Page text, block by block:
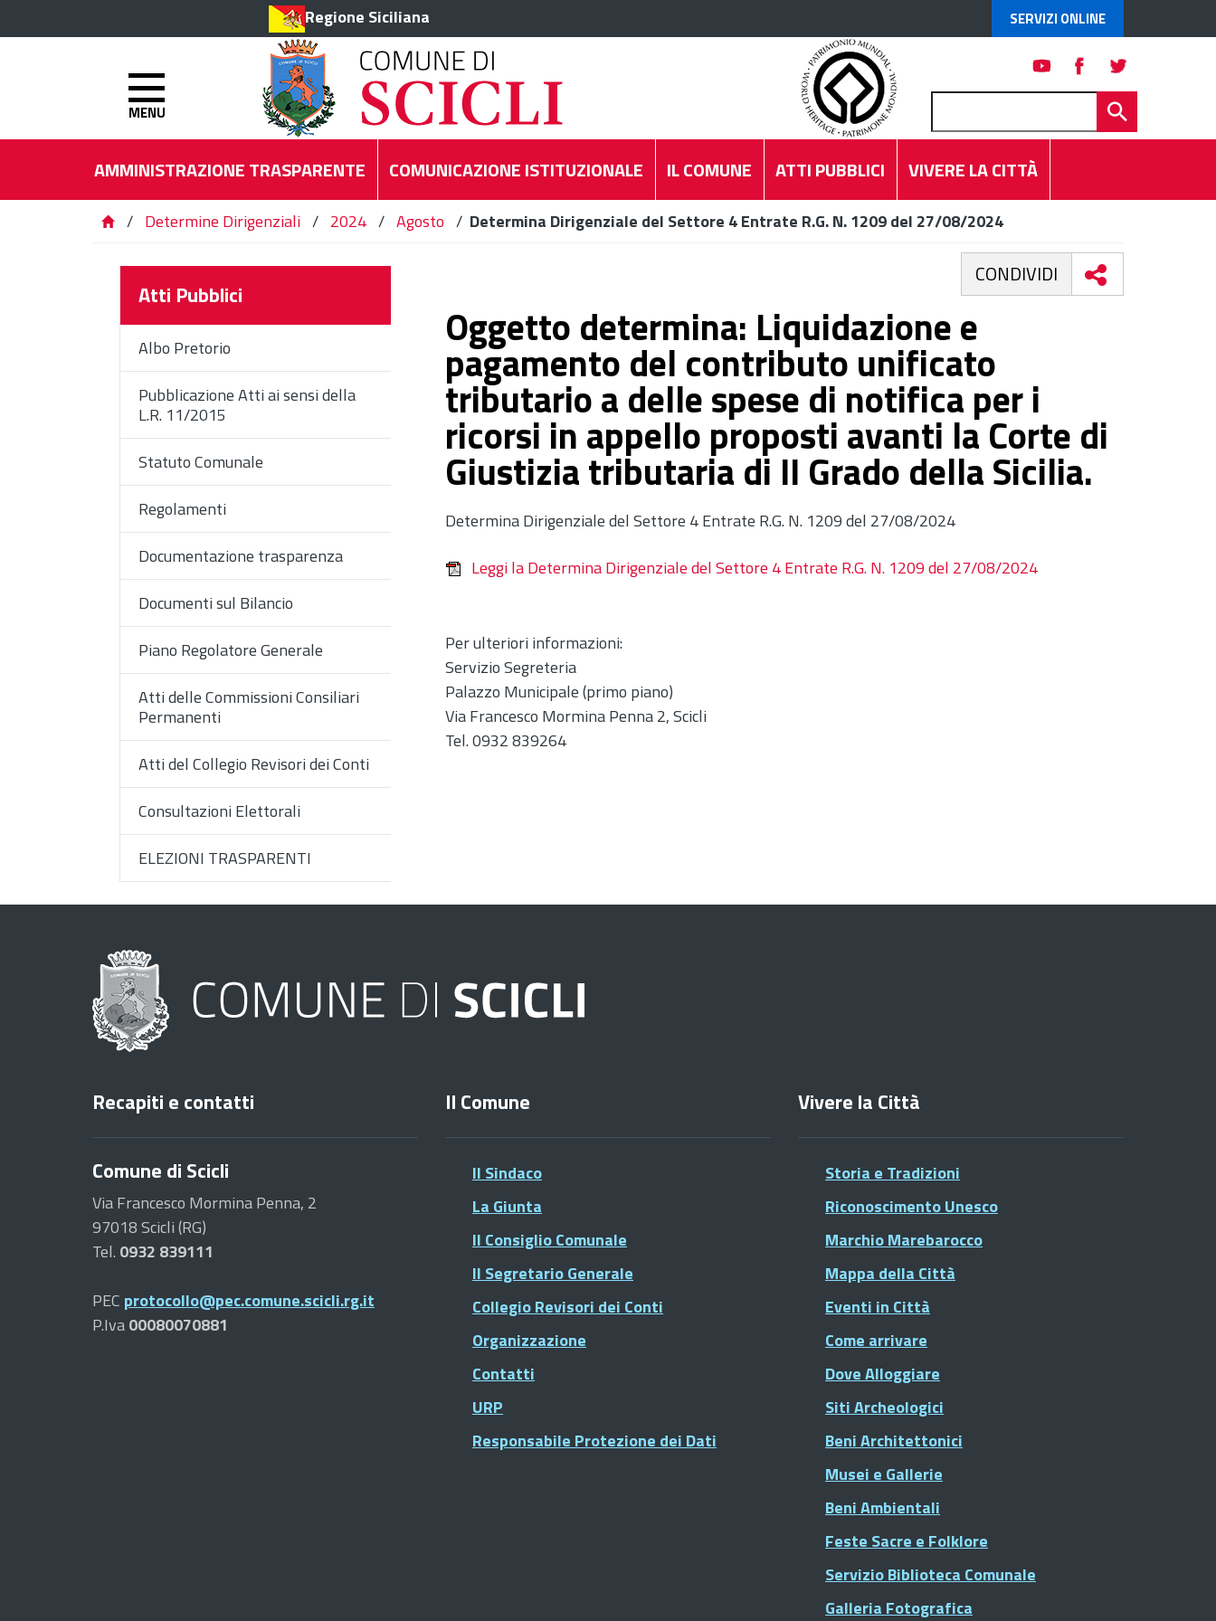
Regione Siciliana SERVIZI ONLINE
MENU
AMMINISTRAZIONE TRASPARENTE COMUNICAZIONE ISTITUZIONALE IL COMUNE ATTI PUBBLICI VIVERE LA CITTÀ
/ Determine Dirigenziali / 2024 / Agosto / Determina Dirigenziale del Settore 4 Entrate R.G. N. 1209 del 27/08/2024
Atti Pubblici
Albo Pretorio
Pubblicazione Atti ai sensi della
L.R. 11/2015
Statuto Comunale
Regolamenti
Documentazione trasparenza
Documenti sul Bilancio
Piano Regolatore Generale
Atti delle Commissioni Consiliari
Permanenti
Atti del Collegio Revisori dei Conti
Consultazioni Elettorali
ELEZIONI TRASPARENTI
CONDIVIDI
Oggetto determina: Liquidazione e
pagamento del contributo unificato
tributario a delle spese di notifica per i
ricorsi in appello proposti avanti la Corte di
Giustizia tributaria di II Grado della Sicilia.
Determina Dirigenziale del Settore 4 Entrate R.G. N. 1209 del 27/08/2024
Leggi la Determina Dirigenziale del Settore 4 Entrate R.G. N. 1209 del 27/08/2024
Per ulteriori informazioni:
Servizio Segreteria
Palazzo Municipale (primo piano)
Via Francesco Mormina Penna 2, Scicli
Tel. 0932 839264
Recapiti e contatti
Comune di Scicli
Via Francesco Mormina Penna, 2
97018 Scicli (RG)
Tel. 0932 839111
PEC protocollo@pec.comune.scicli.rg.it
P.Iva00080070881
Il Comune
Il Sindaco
La Giunta
Il Consiglio Comunale
Il Segretario Generale
Collegio Revisori dei Conti
Organizzazione
Contatti
URP
Responsabile Protezione dei Dati
Vivere la Città
Storia e Tradizioni
Riconoscimento Unesco
Marchio Marebarocco
Mappa della Città
Eventi in Città
Come arrivare
Dove Alloggiare
Siti Archeologici
Beni Architettonici
Musei e Gallerie
Beni Ambientali
Feste Sacre e Folklore
Servizio Biblioteca Comunale
Galleria Fotografica